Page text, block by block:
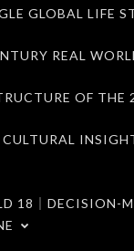
GLOBAL LIFE
REAL
OF THE
18｜DECISION-